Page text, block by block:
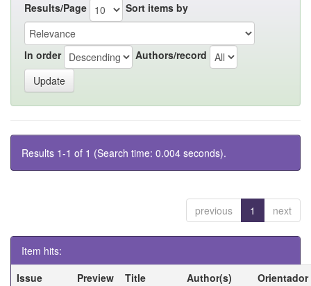
Results/Page Sort items by
In order Authors/record
Results 1-1 of 1 (Search time: 0.004 seconds).
previous 1 next
Item hits:
Issue
Preview Title Author(s) Orientador